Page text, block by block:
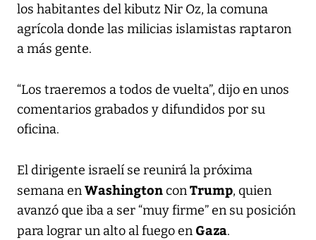
los habitantes del kibutz Nir Oz, la comuna
agrícola donde las milicias islamistas raptaron
a más gente.
“Los traeremos a todos de vuelta”, dijo en unos
comentarios grabados y difundidos por su
oficina.
El dirigente israelí se reunirá la próxima
semana enWashingtonconTrump, quien
avanzó que iba a ser “muy firme” en su posición
para lograr un alto al fuego en Gaza.